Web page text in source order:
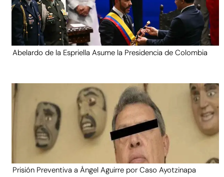
Abelardo de la Espriella Asume la Presidencia de Colombia
Prisión Preventiva a Ángel Aguirre por Caso Ayotzinapa